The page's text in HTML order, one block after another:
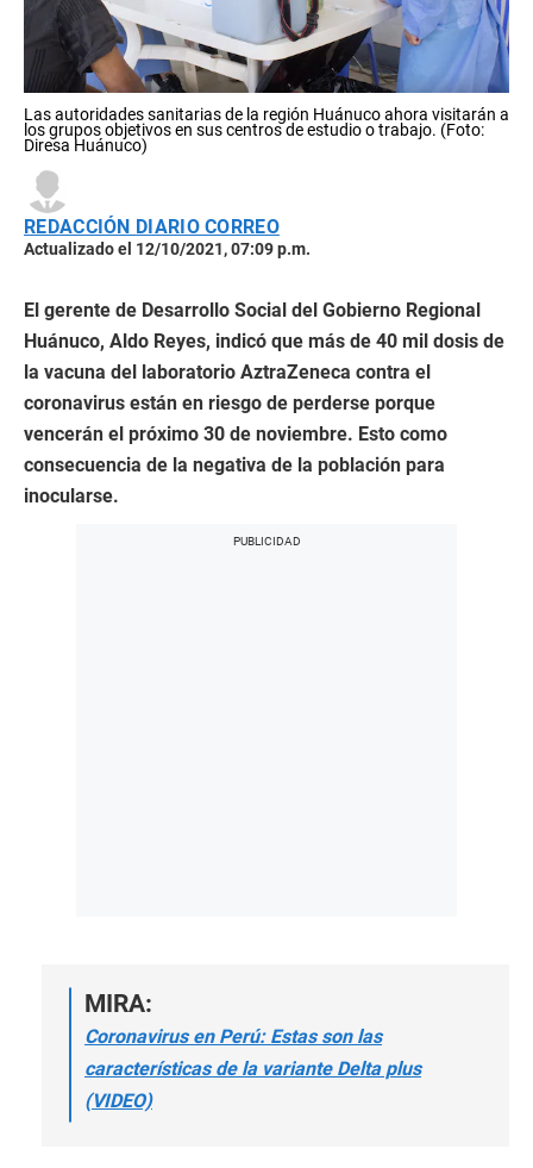
Las autoridades sanitarias de la región Huánuco ahora visitarán a
los grupos objetivos en sus centros de estudio o trabajo. (Foto:
Diresa Huánuco)
REDACCIÓN DIARIO CORREO
Actualizado el 12/10/2021, 07:09 p.m.
El gerente de Desarrollo Social del Gobierno Regional
Huánuco, Aldo Reyes, indicó que más de 40 mil dosis de
la vacuna del laboratorio AztraZeneca contra el
coronavirus están en riesgo de perderse porque
vencerán el próximo 30 de noviembre. Esto como
consecuencia de la negativa de la población para
inocularse.
MIRA:
Coronavirus en Perú: Estas son las
características de la variante Delta plus
(VIDEO)